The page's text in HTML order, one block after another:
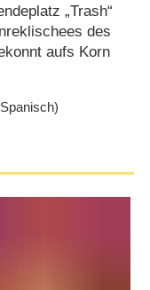
„Trash“
des
aufs Korn